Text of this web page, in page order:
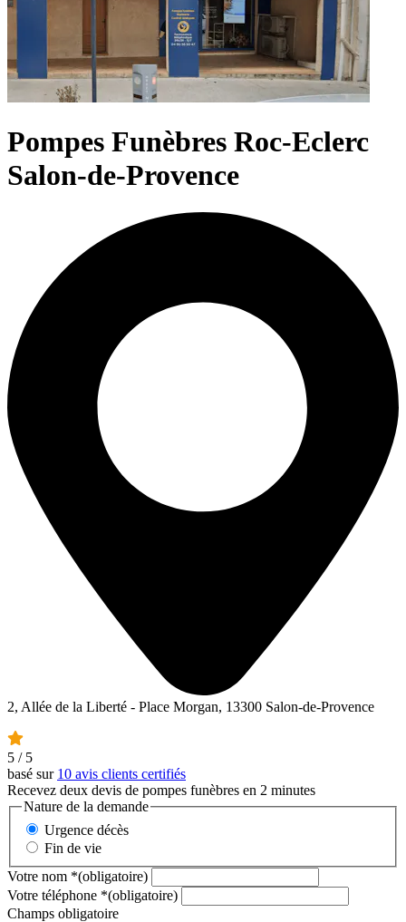
Pompes Funèbres Roc-Eclerc
Salon-de-Provence
2, Allée de la Liberté - Place Morgan, 13300 Salon-de-Provence
5 / 5
basé sur 10 avis clients certifiés
Recevez deux devis de pompes funèbres en 2 minutes
Nature de la demande
Urgence décès
Fin de vie
Votre nom *(obligatoire)
Votre téléphone *(obligatoire)
Champs obligatoire